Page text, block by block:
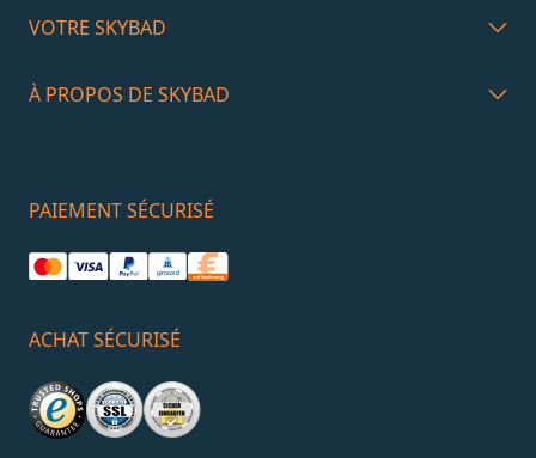
VOTRE SKYBAD
À PROPOS DE SKYBAD
PAIEMENT SÉCURISÉ
ACHAT SÉCURISÉ